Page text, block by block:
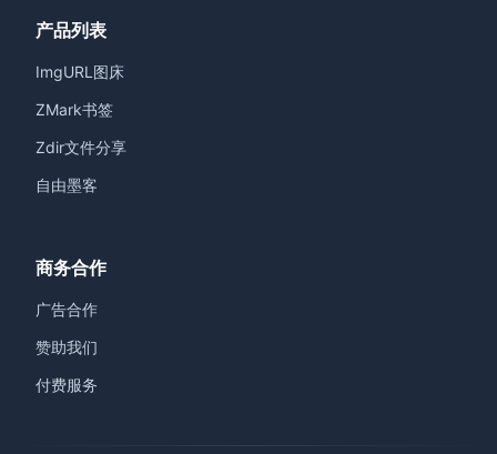
产品列表
ImgURL图床
ZMark书签
Zdir文件分享
自由墨客
商务合作
广告合作
赞助我们
付费服务